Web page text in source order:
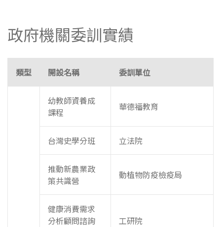
政府機關委訓實績
類型 開設名稱 委訓單位
幼教師資養成
課程
華德福教育
台灣史學分班 立法院
推動新農業政
策共識營
動植物防疫檢疫局
健康消費需求
分析顧問諮詢
工研院